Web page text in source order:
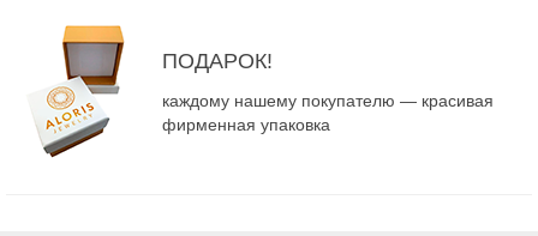
ПОДАРОК!
каждому нашему покупателю — красивая
фирменная упаковка